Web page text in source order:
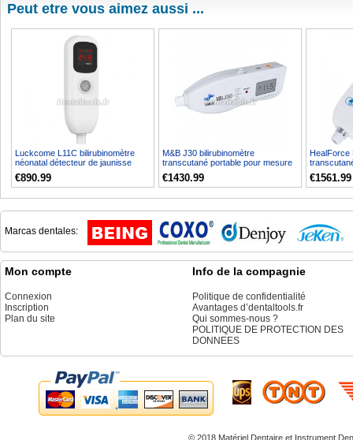
Peut etre vous aimez aussi ...
Luckcome L11C bilirubinomètre
néonatal détecteur de jaunisse
€890.99
M&B J30 bilirubinomètre
transcutané portable pour mesure
de la jaunisse
€1430.99
HealForce
néonatale
€1561.99
Marcas dentales:
Mon compte
Connexion
Inscription
Plan du site
Info de la compagnie
Politique de confidentialité
Avantages d’dentaltools.fr
Qui sommes-nous ?
POLITIQUE DE PROTECTION DES
DONNEES
© 2018 Matériel Dentaire et Instrument